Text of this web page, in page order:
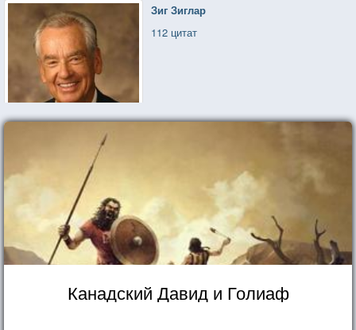
Зиг Зиглар
112 цитат
Канадский Давид и Голиаф